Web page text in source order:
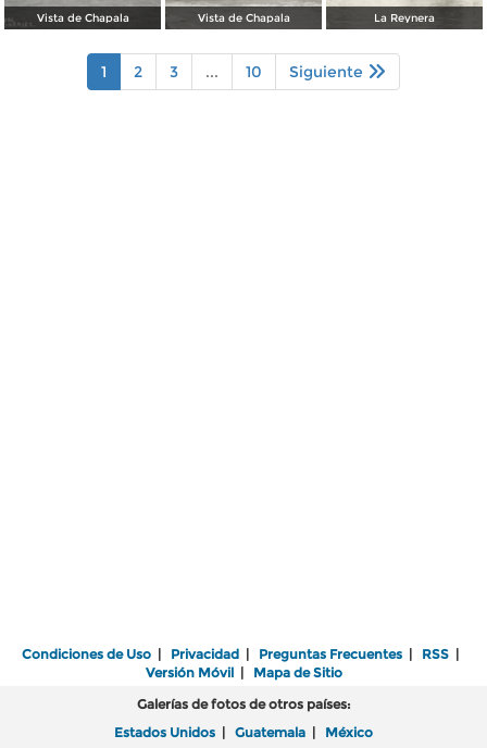
Vista de Chapala Vista de Chapala La Reynera
1 2 3 ... 10 Siguiente
Condiciones de Uso | Privacidad | Preguntas Frecuentes | RSS |
Versión Móvil| Mapa de Sitio
Galerías de fotos de otros países:
Estados Unidos | Guatemala | México